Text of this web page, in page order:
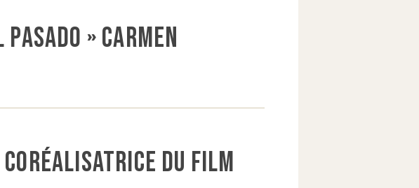
» Carmen
coréalisatrice du film